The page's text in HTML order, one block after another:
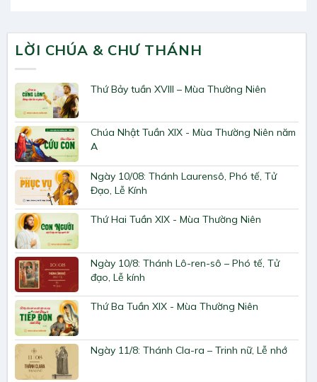
LỜI CHÚA & CHƯ THÁNH
Thứ Bảy tuần XVIII – Mùa Thường Niên
Chúa Nhật Tuần XIX - Mùa Thường Niên năm
A
Ngày 10/08: Thánh Laurensô, Phó tế, Tử
Đạo, Lễ Kính
Thứ Hai Tuần XIX - Mùa Thường Niên
Ngày 10/8: Thánh Lô-ren-sô – Phó tế, Tử
đạo, Lễ kính
Thứ Ba Tuần XIX - Mùa Thường Niên
Ngày 11/8: Thánh Cla-ra – Trinh nữ, Lễ nhớ